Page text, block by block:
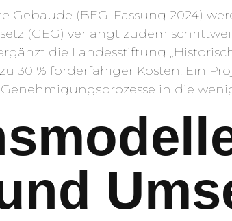
(BEG, Fassung 2024)
(GEG) verlangt zudem
die Landesstiftung
30 % förderfähiger Kosten. Ein
in die